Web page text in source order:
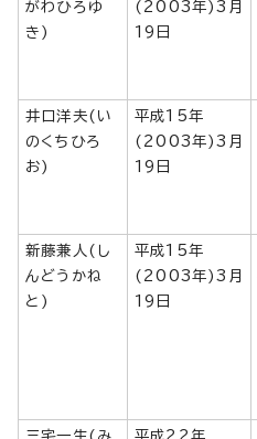
がわひろゆ
き)
(2003年)3月
19日
井口洋夫(い
のくちひろ
お)
平成15年
(2003年)3月
19日
新藤兼人(し
んどうかね
と)
平成15年
(2003年)3月
19日
三宅一生(み 平成22年